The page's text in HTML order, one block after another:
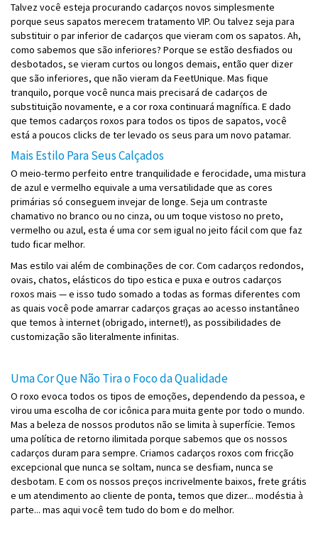
Talvez você esteja procurando cadarços novos simplesmente
porque seus sapatos merecem tratamento VIP. Ou talvez seja para
substituir o par inferior de cadarços que vieram com os sapatos. Ah,
como sabemos que são inferiores? Porque se estão desfiados ou
desbotados, se vieram curtos ou longos demais, então quer dizer
que são inferiores, que não vieram da FeetUnique. Mas fique
tranquilo, porque você nunca mais precisará de cadarços de
substituição novamente, e a cor roxa continuará magnífica. E dado
que temos cadarços roxos para todos os tipos de sapatos, você
está a poucos clicks de ter levado os seus para um novo patamar.
Mais Estilo Para Seus Calçados
O meio-termo perfeito entre tranquilidade e ferocidade, uma mistura
de azul e vermelho equivale a uma versatilidade que as cores
primárias só conseguem invejar de longe. Seja um contraste
chamativo no branco ou no cinza, ou um toque vistoso no preto,
vermelho ou azul, esta é uma cor sem igual no jeito fácil com que faz
tudo ficar melhor.
Mas estilo vai além de combinações de cor. Com cadarços redondos,
ovais, chatos, elásticos do tipo estica e puxa e outros cadarços
roxos mais — e isso tudo somado a todas as formas diferentes com
as quais você pode amarrar cadarços graças ao acesso instantâneo
que temos à internet (obrigado, internet!), as possibilidades de
customização são literalmente infinitas.
Uma Cor Que Não Tira o Foco da Qualidade
O roxo evoca todos os tipos de emoções, dependendo da pessoa, e
virou uma escolha de cor icônica para muita gente por todo o mundo.
Mas a beleza de nossos produtos não se limita à superfície. Temos
uma política de retorno ilimitada porque sabemos que os nossos
cadarços duram para sempre. Criamos cadarços roxos com fricção
excepcional que nunca se soltam, nunca se desfiam, nunca se
desbotam. E com os nossos preços incrivelmente baixos, frete grátis
e um atendimento ao cliente de ponta, temos que dizer... modéstia à
parte... mas aqui você tem tudo do bom e do melhor.